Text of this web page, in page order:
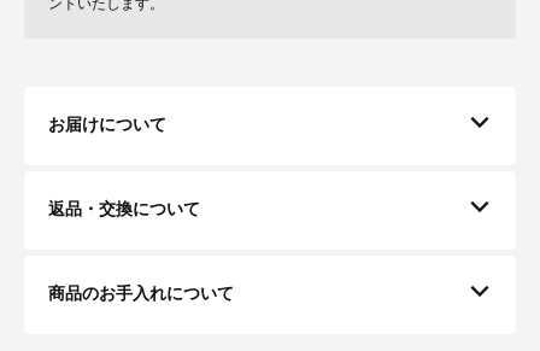
Oha!4 NEWS LIVE（日本テレビ）の番組内で中川絵美里アナウンサーが着用
ていたお色はアプリコットでございます。
お届けについて
返品・交換について
商品のお手入れについて